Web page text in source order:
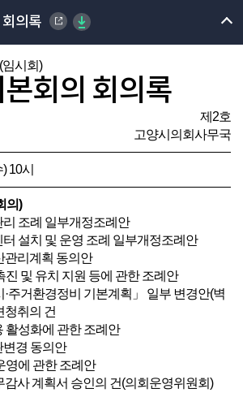
의록
시회)
회의 회의록
제2호
고양시의회사무국
10시
의)
리 조례 일부개정조례안
설치 및 운영 조례 일부개정조례안
관리계획 동의안
진 및 유치 지원 등에 관한 조례안
·주거환경정비 기본계획」 일부 변경안(벽
취의 건
활성화에 관한 조례안
변경 동의안
영에 관한 조례안
감사 계획서 승인의 건(의회운영위원회)